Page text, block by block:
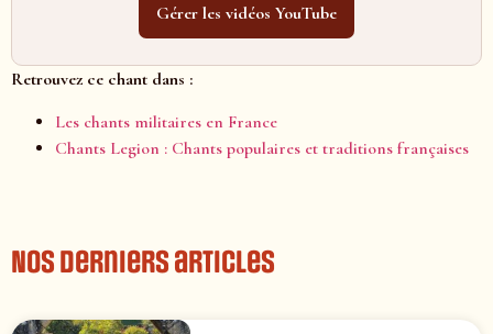
Gérer les vidéos YouTube
Retrouvez ce chant dans :
Les chants militaires en France
Chants Legion : Chants populaires et traditions françaises
Nos derniers articles